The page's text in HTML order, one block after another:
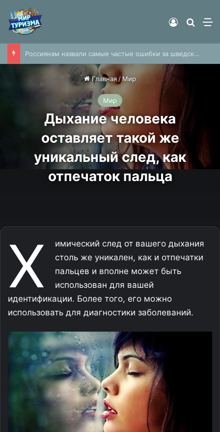
Найти
Войти
Россиянам назвали самые частые ошибки за шведским столом
Главная / Мир
Мир
Дыхание человека
оставляет такой же
уникальный след, как
отпечаток пальца
Х
имический след от вашего дыхания
столь же уникален, как и отпечатки
пальцев и вполне может быть
использован для вашей
идентификации. Более того, его можно
использовать для диагностики заболеваний.